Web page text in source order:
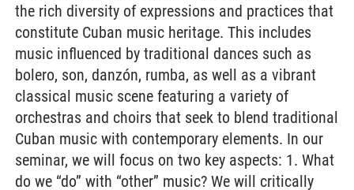
the rich diversity of expressions and practices that
constitute Cuban music heritage. This includes
music influenced by traditional dances such as
bolero, son, danzón, rumba, as well as a vibrant
classical music scene featuring a variety of
orchestras and choirs that seek to blend traditional
Cuban music with contemporary elements. In our
seminar, we will focus on two key aspects: 1. What
do we “do” with “other” music? We will critically